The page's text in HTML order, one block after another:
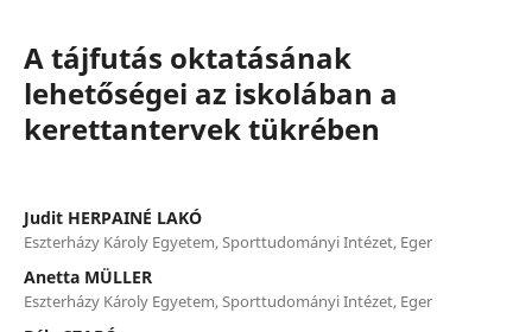
A tájfutás oktatásának
lehetőségei az iskolában a
kerettantervek tükrében
Judit HERPAINÉ LAKÓ
Eszterházy Károly Egyetem, Sporttudományi Intézet, Eger
Anetta MÜLLER
Eszterházy Károly Egyetem, Sporttudományi Intézet, Eger